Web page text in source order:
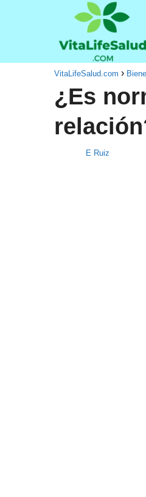
VitaLifeSalud.com
¿Es
E Ruiz